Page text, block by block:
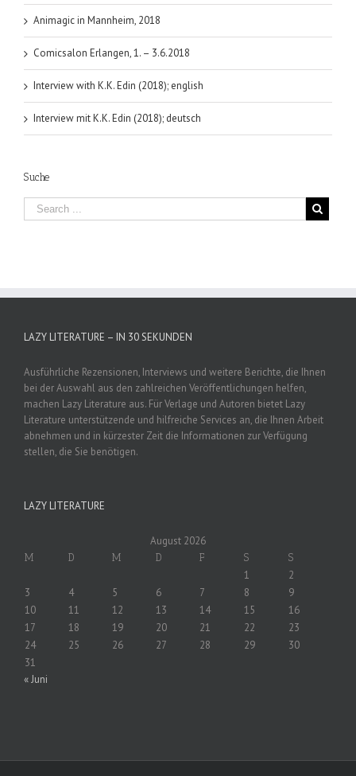
Animagic in Mannheim, 2018
Comicsalon Erlangen, 1. – 3.6.2018
Interview with K.K. Edin (2018); english
Interview mit K.K. Edin (2018); deutsch
Suche
LAZY LITERATURE – IN 30 SEKUNDEN
Ausführliche Rezensionen, Interviews und weitere Berichte, die Ihnen
bei der Auswahl aus den zahlreichen Veröffentlichungen helfen,
machen Lazy Literature aus. Für Verlage und Autoren bietet Lazy
Literature unterstützende und hilfreiche Services an, die Ihnen Arbeit
abnehmen und in kürzester Zeit die Informationen zur Verfügung
stellen, die Sie benötigen.
LAZY LITERATURE
August 2026
M D M D F S S
1
2
3
4 5 6 7 8
9
10
11 12 13 14 15
16
17
18 19 20 21 22
23
24
25 26 27 28 29
30
31
« Juni